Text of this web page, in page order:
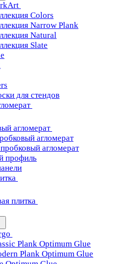
Colors
Narrow Plank
Natural
Slate
для стендов
агломерат
агломерат
агломерат
профиль
плитка
Plank Optimum Glue
Plank Optimum Glue